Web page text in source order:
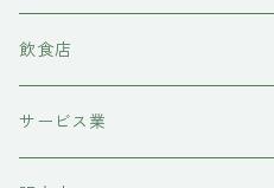
吉岡食品工業
ハニーラルヴァ
シャンプー
コンディショナー
水槽底床
コースター
牛肉
糀
ワイン
甘酒
物置
飲食店
レストラン
サービス業